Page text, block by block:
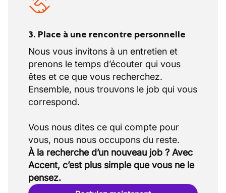
3. Place à une rencontre personnelle
Nous vous invitons à un entretien et
prenons le temps d’écouter qui vous
êtes et ce que vous recherchez.
Ensemble, nous trouvons le job qui vous
correspond.
Vous nous dites ce qui compte pour
À la recherche d’un nouveau job ? Avec
Accent, c’est plus simple que vous ne le
pensez.